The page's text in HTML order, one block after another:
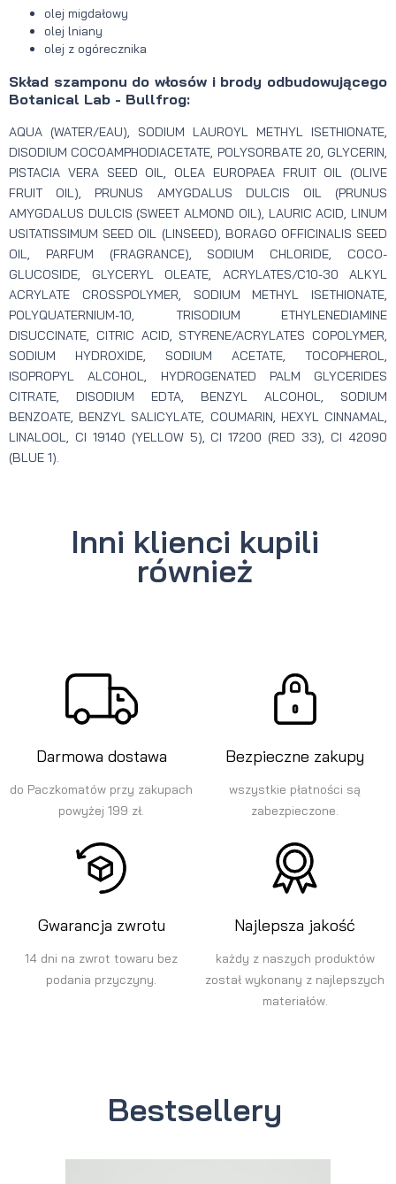
olej migdałowy
olej lniany
olej z ogórecznika
Skład szamponu do włosów i brody odbudowującego
Botanical Lab - Bullfrog:
AQUA (WATER/EAU), SODIUM LAUROYL METHYL ISETHIONATE,
DISODIUM COCOAMPHODIACETATE, POLYSORBATE 20, GLYCERIN,
PISTACIA VERA SEED OIL, OLEA EUROPAEA FRUIT OIL (OLIVE
FRUIT OIL), PRUNUS AMYGDALUS DULCIS OIL (PRUNUS
AMYGDALUS DULCIS (SWEET ALMOND OIL), LAURIC ACID, LINUM
USITATISSIMUM SEED OIL (LINSEED), BORAGO OFFICINALIS SEED
OIL, PARFUM (FRAGRANCE), SODIUM CHLORIDE, COCO-
GLUCOSIDE, GLYCERYL OLEATE, ACRYLATES/C10-30 ALKYL
ACRYLATE CROSSPOLYMER, SODIUM METHYL ISETHIONATE,
POLYQUATERNIUM-10, TRISODIUM ETHYLENEDIAMINE
DISUCCINATE, CITRIC ACID, STYRENE/ACRYLATES COPOLYMER,
SODIUM HYDROXIDE, SODIUM ACETATE, TOCOPHEROL,
ISOPROPYL ALCOHOL, HYDROGENATED PALM GLYCERIDES
CITRATE, DISODIUM EDTA, BENZYL ALCOHOL, SODIUM
BENZOATE, BENZYL SALICYLATE, COUMARIN, HEXYL CINNAMAL,
LINALOOL, CI 19140 (YELLOW 5), CI 17200 (RED 33), CI 42090
(BLUE 1).
Inni klienci kupili
również
Darmowa dostawa
do Paczkomatów przy zakupach
powyżej 199 zł.
Bezpieczne zakupy
wszystkie płatności są
zabezpieczone.
Gwarancja zwrotu
14 dni na zwrot towaru bez
podania przyczyny.
Najlepsza jakość
każdy z naszych produktów
został wykonany z najlepszych
materiałów.
Bestsellery